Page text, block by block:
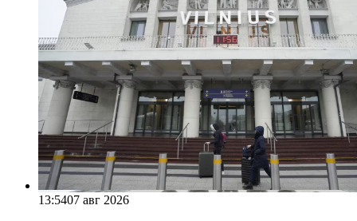
13:5407 авг 2026